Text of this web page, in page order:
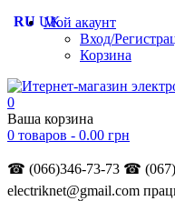
Мой акаунт
Вход/
Корзина
0
Ваша корзина
0 товаров - 0.00 грн
☎ (066)346-73-73 ☎
electriknet@gmail.com
RU UK